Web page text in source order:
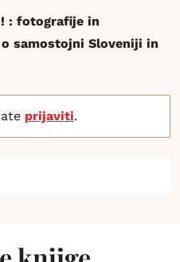
: fotografije in
samostojni Sloveniji in
prijaviti.